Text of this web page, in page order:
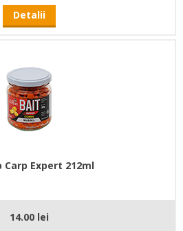
Detalii
Carp Expert 212ml
14.00 lei